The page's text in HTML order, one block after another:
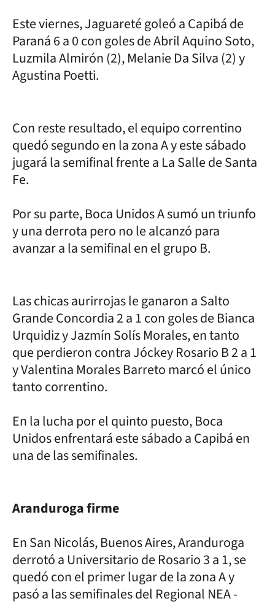
Este viernes, Jaguareté goleó a Capibá de
Paraná 6 a 0 con goles de Abril Aquino Soto,
Luzmila Almirón (2), Melanie Da Silva (2) y
Agustina Poetti.
Con reste resultado, el equipo correntino
quedó segundo en la zona A y este sábado
jugará la semifinal frente a La Salle de Santa
Fe.
Por su parte, Boca Unidos A sumó un triunfo
y una derrota pero no le alcanzó para
avanzar a la semifinal en el grupo B.
Las chicas aurirrojas le ganaron a Salto
Grande Concordia 2 a 1 con goles de Bianca
Urquidiz y Jazmín Solís Morales, en tanto
que perdieron contra Jóckey Rosario B 2 a 1
y Valentina Morales Barreto marcó el único
tanto correntino.
En la lucha por el quinto puesto, Boca
Unidos enfrentará este sábado a Capibá en
una de las semifinales.
Aranduroga firme
En San Nicolás, Buenos Aires, Aranduroga
derrotó a Universitario de Rosario 3 a 1, se
quedó con el primer lugar de la zona A y
pasó a las semifinales del Regional NEA -